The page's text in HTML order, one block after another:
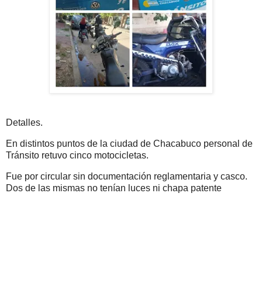
Detalles.
En distintos puntos de la ciudad de Chacabuco personal de
Tránsito retuvo cinco motocicletas.
Fue por circular sin documentación reglamentaria y casco.
Dos de las mismas no tenían luces ni chapa patente